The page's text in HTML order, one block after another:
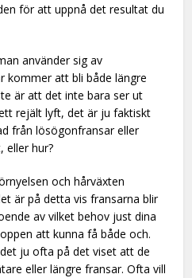
för att uppnå det resultat du
använder sig av
kommer att bli både längre
är att det inte bara ser ut
rejält lyft, det är ju faktiskt
från lösögonfransar eller
eller hur?
och hårväxten
är på detta vis fransarna blir
av vilket behov just dina
att kunna få både och.
ju ofta på det viset att de
eller längre fransar. Ofta vill